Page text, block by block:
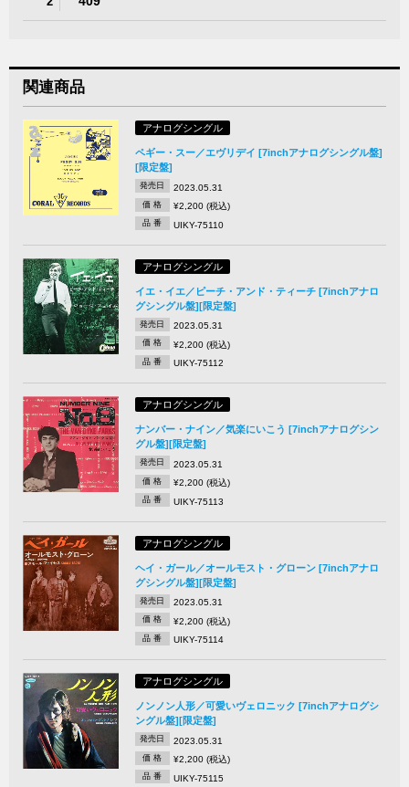
関連商品
アナログシングル
ペギー・スー／エヴリデイ [7inchアナログシングル盤]
[限定盤]
発売日 2023.05.31
価 格 ¥2,200 (税込)
品 番 UIKY-75110
アナログシングル
イエ・イエ／ピーチ・アンド・ティーチ [7inchアナロ
グシングル盤][限定盤]
発売日 2023.05.31
価 格 ¥2,200 (税込)
品 番 UIKY-75112
アナログシングル
ナンバー・ナイン／気楽にいこう [7inchアナログシン
グル盤][限定盤]
発売日 2023.05.31
価 格 ¥2,200 (税込)
品 番 UIKY-75113
アナログシングル
ヘイ・ガール／オールモスト・グローン [7inchアナロ
グシングル盤][限定盤]
発売日 2023.05.31
価 格 ¥2,200 (税込)
品 番 UIKY-75114
アナログシングル
ノンノン人形／可愛いヴェロニック [7inchアナログシ
ングル盤][限定盤]
発売日 2023.05.31
価 格 ¥2,200 (税込)
品 番 UIKY-75115